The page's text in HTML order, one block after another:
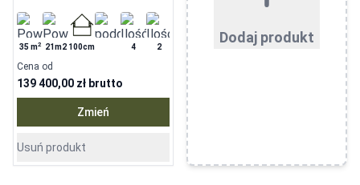
35m2 21m2 100cm 4 2
Cena od
139 400,00 zł brutto
Zmień
Usuń produkt
Dodaj produkt